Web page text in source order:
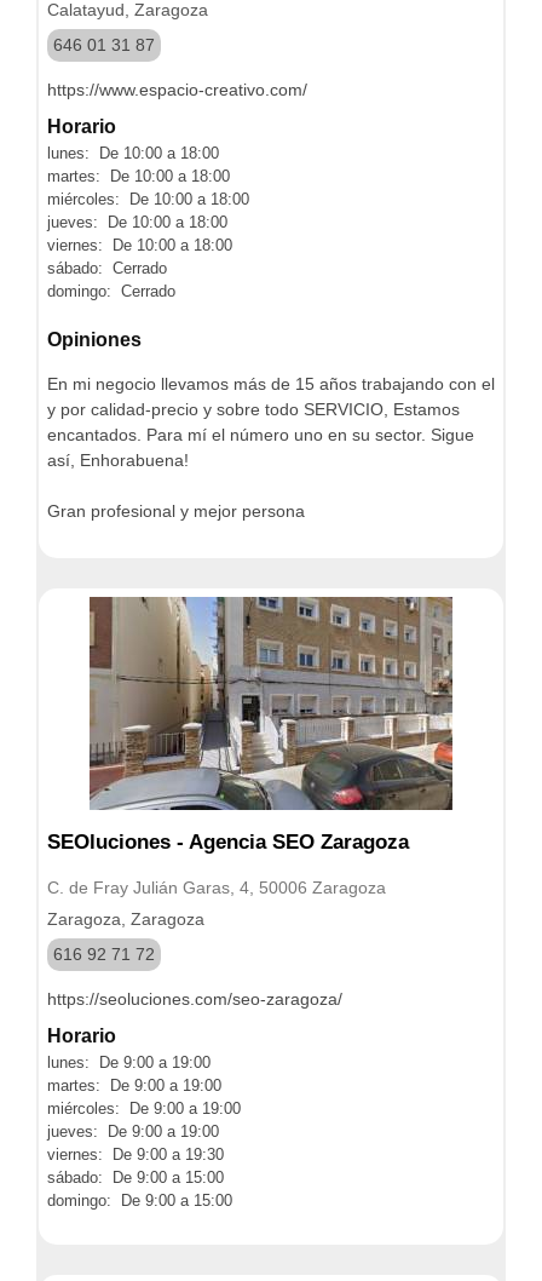
Calatayud, Zaragoza
646 01 31 87
https://www.espacio-creativo.com/
Horario
lunes: De 10:00 a 18:00
martes: De 10:00 a 18:00
miércoles: De 10:00 a 18:00
jueves: De 10:00 a 18:00
viernes: De 10:00 a 18:00
sábado: Cerrado
domingo: Cerrado
Opiniones
En mi negocio llevamos más de 15 años trabajando con el
y por calidad-precio y sobre todo SERVICIO, Estamos
encantados. Para mí el número uno en su sector. Sigue
así, Enhorabuena!
Gran profesional y mejor persona
SEOluciones - Agencia SEO Zaragoza
C. de Fray Julián Garas, 4, 50006 Zaragoza
Zaragoza, Zaragoza
616 92 71 72
https://seoluciones.com/seo-zaragoza/
Horario
lunes: De 9:00 a 19:00
martes: De 9:00 a 19:00
miércoles: De 9:00 a 19:00
jueves: De 9:00 a 19:00
viernes: De 9:00 a 19:30
sábado: De 9:00 a 15:00
domingo: De 9:00 a 15:00